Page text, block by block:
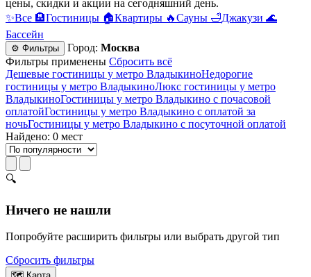
цены, скидки и акции на сегодняшний день.
✨Все 🏨Гостиницы 🏠Квартиры 🔥Сауны 🛁Джакузи 🌊
Бассейн
⚙ Фильтры Город: Москва
Фильтры применены Сбросить всё
Дешевые гостиницы у метро ВладыкиноНедорогие
гостиницы у метро ВладыкиноЛюкс гостиницы у метро
ВладыкиноГостиницы у метро Владыкино c почасовой
оплатойГостиницы у метро Владыкино с оплатой за
ночьГостиницы у метро Владыкино c посуточной оплатой
Найдено: 0 мест
🔍
Ничего не нашли
Попробуйте расширить фильтры или выбрать другой тип
Сбросить фильтры